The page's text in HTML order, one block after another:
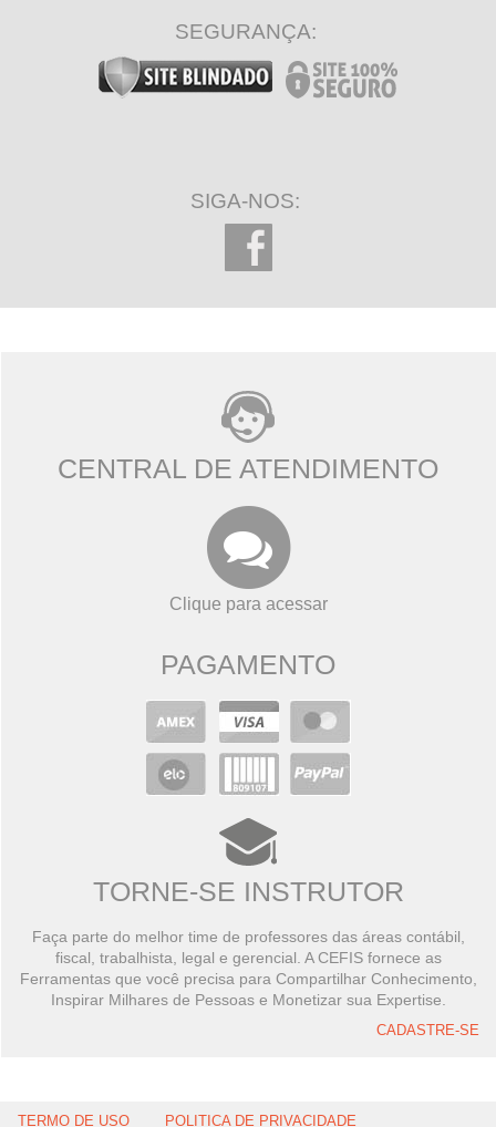
SEGURANÇA:
SIGA-NOS:
CENTRAL DE ATENDIMENTO
Clique para acessar
PAGAMENTO
TORNE-SE INSTRUTOR
Faça parte do melhor time de professores das áreas contábil,
fiscal, trabalhista, legal e gerencial. A CEFIS fornece as
Ferramentas que você precisa para Compartilhar Conhecimento,
Inspirar Milhares de Pessoas e Monetizar sua Expertise.
CADASTRE-SE
TERMO DE USO POLITICA DE PRIVACIDADE